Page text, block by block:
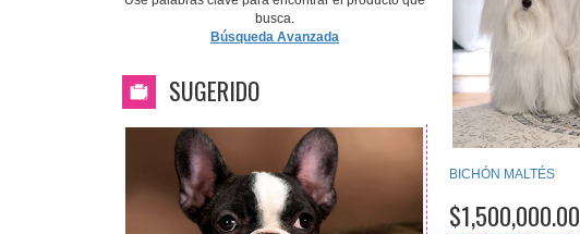
BICHÓN MALTÉS
$1,500,000.00
busca.
Búsqueda Avanzada
SUGERIDO